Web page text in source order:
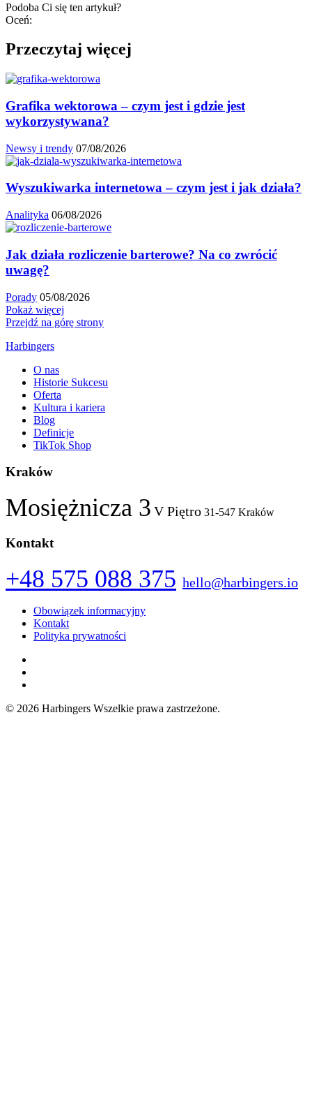
Podoba Ci się ten artykuł?
Oceń:
Przeczytaj więcej
Grafika wektorowa – czym jest i gdzie jest
wykorzystywana?
Newsy i trendy 07/08/2026
Wyszukiwarka internetowa – czym jest i jak działa?
Analityka 06/08/2026
Jak działa rozliczenie barterowe? Na co zwrócić
uwagę?
Porady 05/08/2026
Pokaż więcej
Przejdź na górę strony
Harbingers
O nas
Historie Sukcesu
Oferta
Kultura i kariera
Blog
Definicje
TikTok Shop
Kraków
Mosiężnicza 3 V Piętro 31-547 Kraków
Kontakt
+48 575 088 375 hello@harbingers.io
Obowiązek informacyjny
Kontakt
Polityka prywatności
© 2026 Harbingers Wszelkie prawa zastrzeżone.